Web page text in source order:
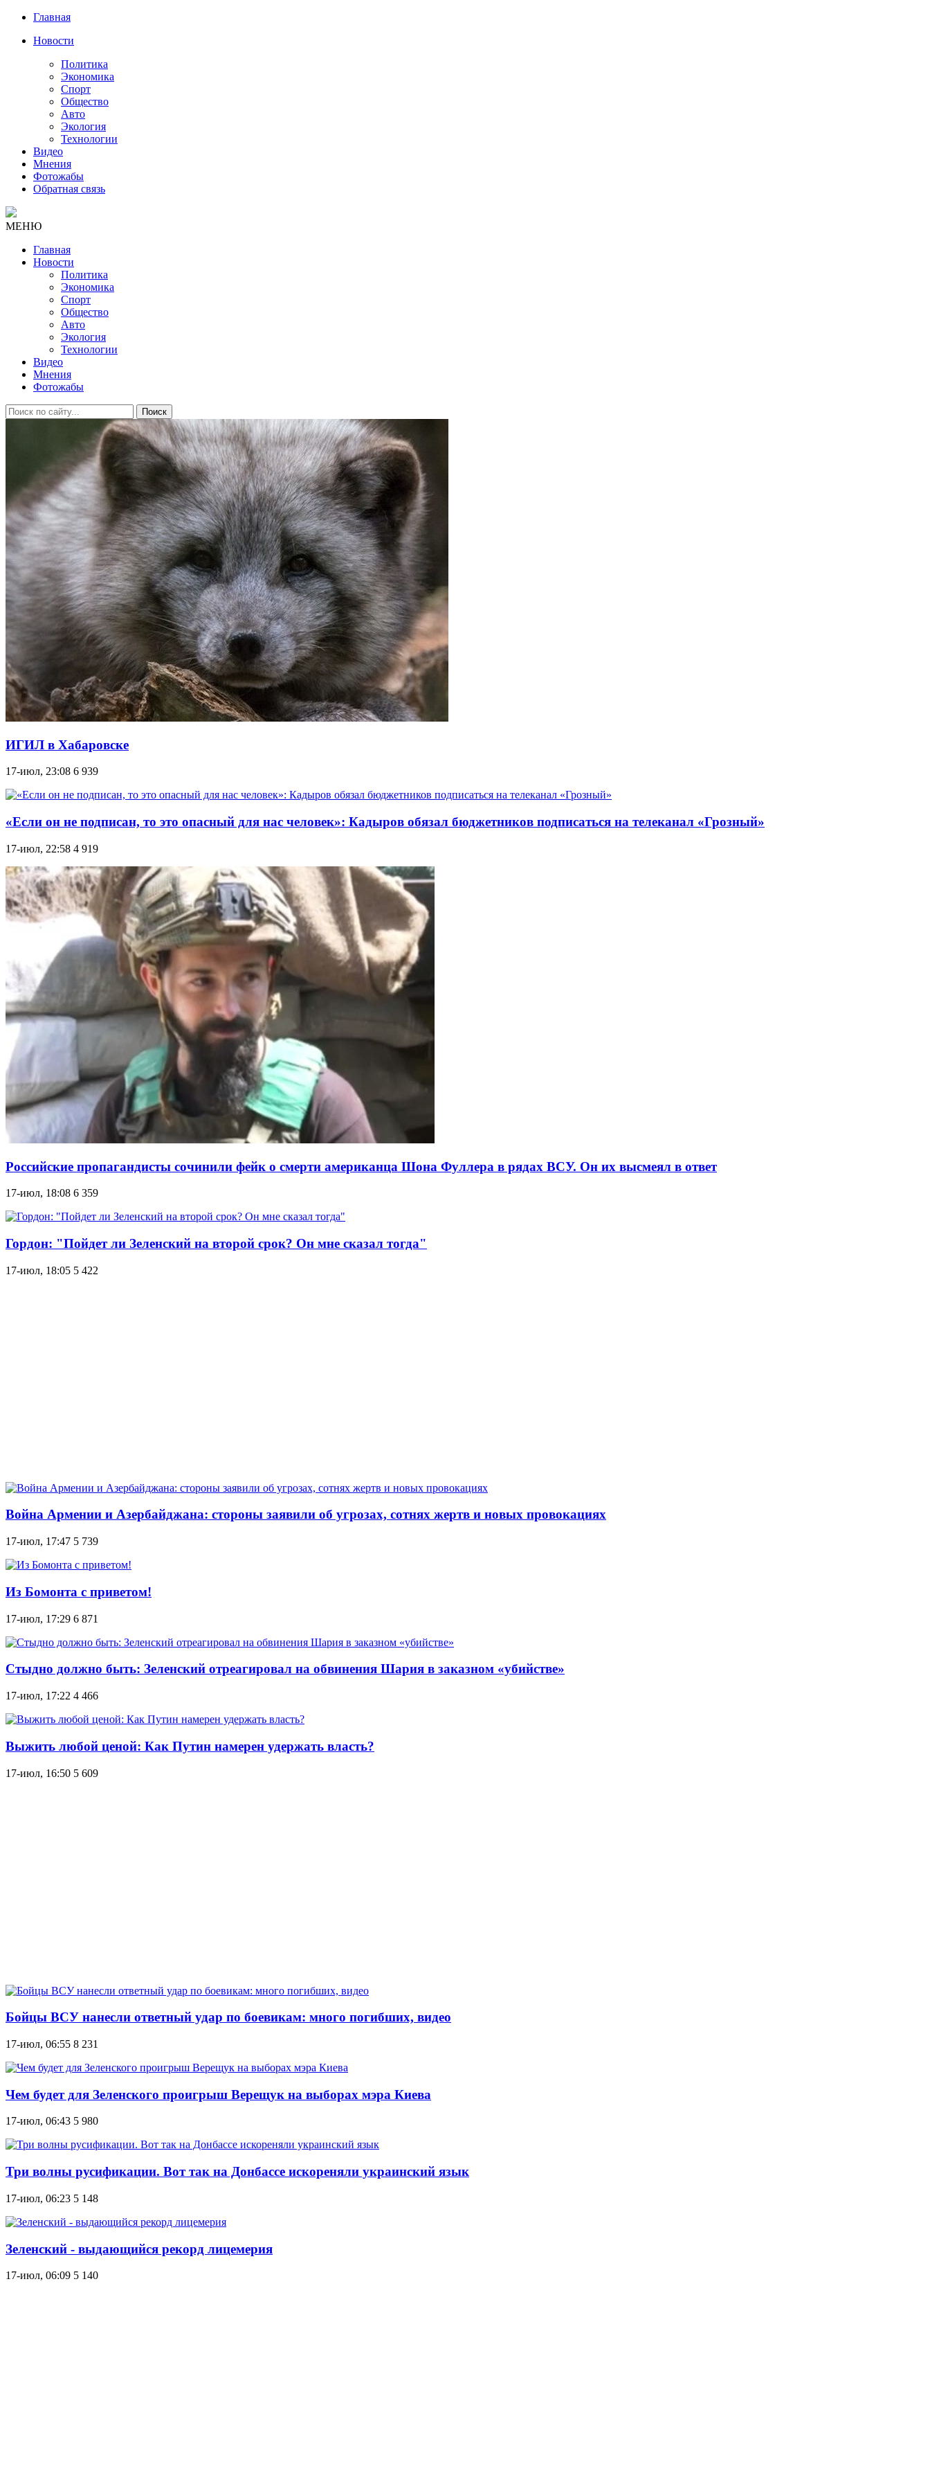
Главная
Новости
Политика
Экономика
Спорт
Общество
Авто
Экология
Технологии
Видео
Мнения
Фотожабы
Обратная связь
МЕНЮ
Главная
Новости
Политика
Экономика
Спорт
Общество
Авто
Экология
Технологии
Видео
Мнения
Фотожабы
Поиск
ИГИЛ в Хабаровске
17-июл, 23:08 6 939
«Если он не подписан, то это опасный для нас человек»: Кадыров обязал бюджетников подписаться на телеканал «Грозный»
17-июл, 22:58 4 919
Российские пропагандисты сочинили фейк о смерти американца Шона Фуллера в рядах ВСУ. Он их высмеял в ответ
17-июл, 18:08 6 359
Гордон: "Пойдет ли Зеленский на второй срок? Он мне сказал тогда"
17-июл, 18:05 5 422
Война Армении и Азербайджана: стороны заявили об угрозах, сотнях жертв и новых провокациях
17-июл, 17:47 5 739
Из Бомонта с приветом!
17-июл, 17:29 6 871
Стыдно должно быть: Зеленский отреагировал на обвинения Шария в заказном «убийстве»
17-июл, 17:22 4 466
Выжить любой ценой: Как Путин намерен удержать власть?
17-июл, 16:50 5 609
Бойцы ВСУ нанесли ответный удар по боевикам: много погибших, видео
17-июл, 06:55 8 231
Чем будет для Зеленского проигрыш Верещук на выборах мэра Киева
17-июл, 06:43 5 980
Три волны русификации. Вот так на Донбассе искореняли украинский язык
17-июл, 06:23 5 148
Зеленский - выдающийся рекорд лицемерия
17-июл, 06:09 5 140